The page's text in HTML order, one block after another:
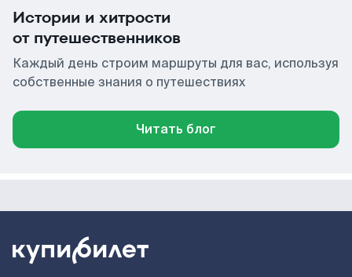
Истории и хитрости
от путешественников
Каждый день строим маршруты для вас, используя
собственные знания о путешествиях
Читать блог